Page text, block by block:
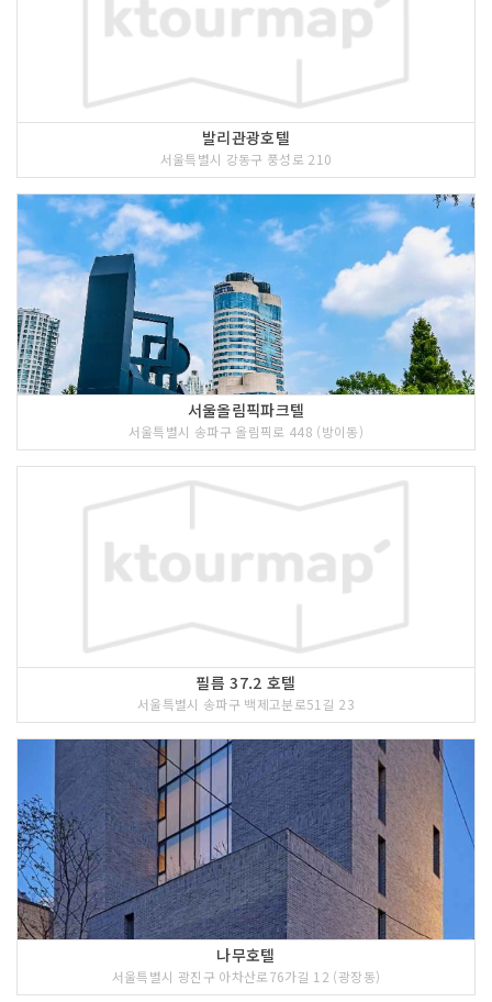
발리관광호텔
서울특별시 강동구 풍성로 210
서울올림픽파크텔
서울특별시 송파구 올림픽로 448 (방이동)
필름 37.2 호텔
서울특별시 송파구 백제고분로51길 23
나무호텔
서울특별시 광진구 아차산로76가길 12 (광장동)